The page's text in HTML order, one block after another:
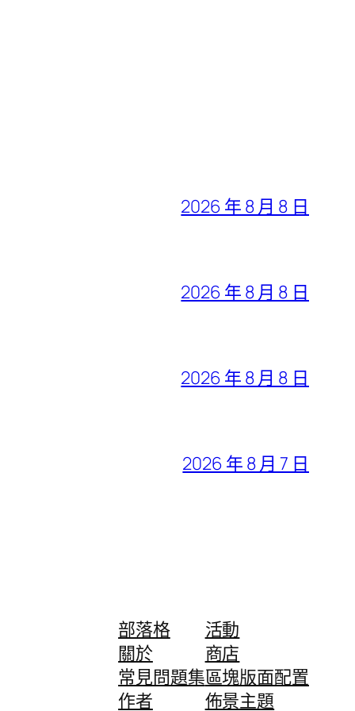
2026 年 8 月 8 日
2026 年 8 月 8 日
2026 年 8 月 8 日
2026 年 8 月 7 日
部落格
關於
常見問題集
作者
活動
商店
區塊版面配置
佈景主題